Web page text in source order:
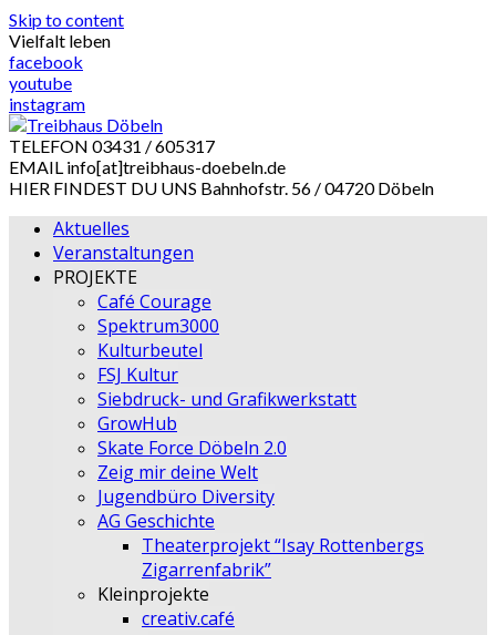
Skip to content
Vielfalt leben
facebook
youtube
instagram
TELEFON 03431 / 605317
EMAIL info[at]treibhaus-doebeln.de
HIER FINDEST DU UNS Bahnhofstr. 56 / 04720 Döbeln
Aktuelles
Veranstaltungen
PROJEKTE
Café Courage
Spektrum3000
Kulturbeutel
FSJ Kultur
Siebdruck- und Grafikwerkstatt
GrowHub
Skate Force Döbeln 2.0
Zeig mir deine Welt
Jugendbüro Diversity
AG Geschichte
Theaterprojekt “Isay Rottenbergs
Zigarrenfabrik”
Kleinprojekte
creativ.café